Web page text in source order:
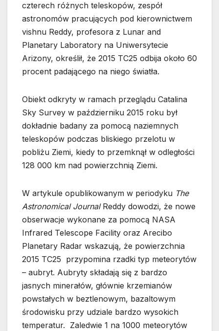
czterech różnych teleskopów, zespół
astronomów pracujących pod kierownictwem
vishnu Reddy, profesora z Lunar and
Planetary Laboratory na Uniwersytecie
Arizony, określił, że 2015 TC25 odbija około 60
procent padającego na niego światła.
Obiekt odkryty w ramach przeglądu Catalina
Sky Survey w październiku 2015 roku był
dokładnie badany za pomocą naziemnych
teleskopów podczas bliskiego przelotu w
pobliżu Ziemi, kiedy to przemknął w odległości
128 000 km nad powierzchnią Ziemi.
W artykule opublikowanym w periodyku The
Astronomical JournalReddy dowodzi, że nowe
obserwacje wykonane za pomocą NASA
Infrared Telescope Facility oraz Arecibo
Planetary Radar wskazują, że powierzchnia
2015 TC25 przypomina rzadki typ meteorytów
– aubryt. Aubryty składają się z bardzo
jasnych minerałów, głównie krzemianów
powstałych w beztlenowym, bazaltowym
środowisku przy udziale bardzo wysokich
temperatur. Zaledwie 1 na 1000 meteorytów